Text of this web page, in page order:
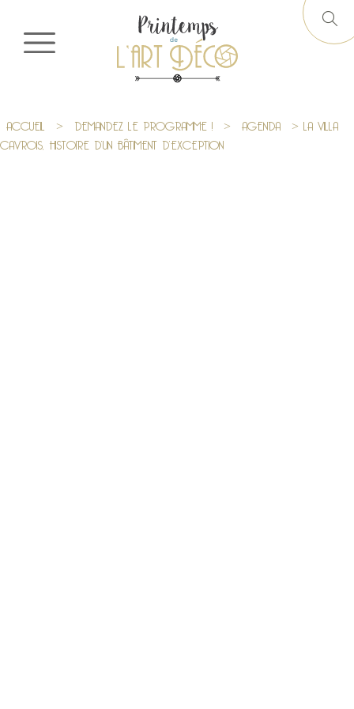
ACCUEIL > DEMANDEZ LE PROGRAMME ! > AGENDA > LA VILLA
CAVROIS, HISTOIRE D’UN BÂTIMENT D’EXCEPTION